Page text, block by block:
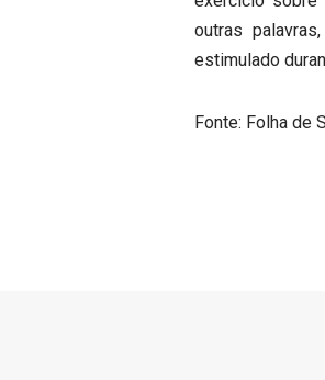
outras
estimulado
Fonte: Folha de